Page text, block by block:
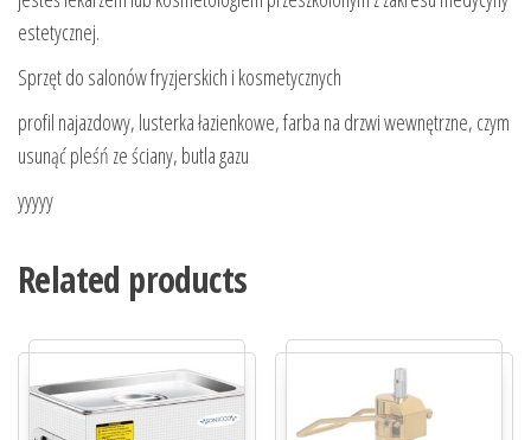
estetycznej.
Sprzęt do salonów fryzjerskich i kosmetycznych
profil najazdowy, lusterka łazienkowe, farba na drzwi wewnętrzne, czym
usunąć pleśń ze ściany, butla gazu
yyyyy
Related products